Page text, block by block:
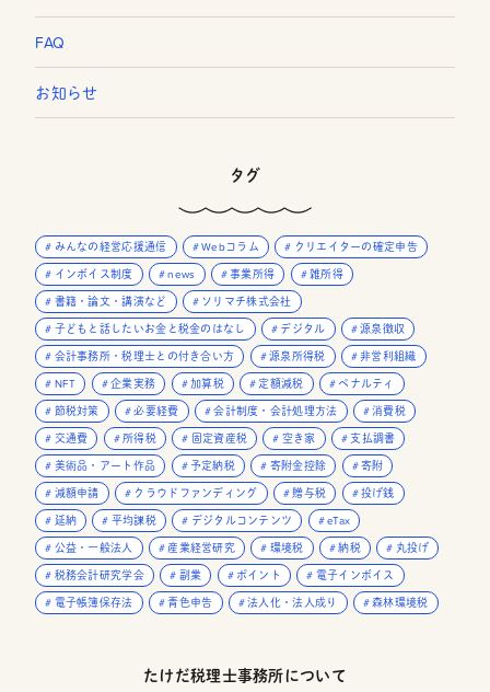
FAQ
お知らせ
タグ
みんなの経営応援通信 Webコラム
クリエイターの確定申告
インボイス制度
news 事業所得
雑所得
書籍・論文・講演など
ソリマチ株式会社
子どもと話したいお金と税金のはなし
デジタル
源泉徴収
会計事務所・税理士との付き合い方
源泉所得税
非営利組織
NFT
企業実務 加算税 定額減税
ペナルティ
節税対策
必要経費 会計制度・会計処理方法
消費税
交通費
所得税 固定資産税 空き家
支払調書
美術品・アート作品
予定納税 寄附金控除
寄附
減額申請
クラウドファンディング 贈与税
投げ銭
延納
平均課税 デジタルコンテンツ
eTax
公益・一般法人
産業経営研究 環境税 納税
丸投げ
税務会計研究学会
副業 ポイント
電子インボイス
電子帳簿保存法
青色申告 法人化・法人成り 森林環境税
たけだ税理士事務所について